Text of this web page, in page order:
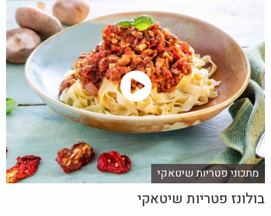
מתכוני פטריות שיטאקי
בולונז פטריות שיטאקי